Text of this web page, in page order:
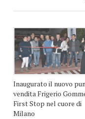
Inaugurato il nuovo
vendita Frigerio
First Stop nel cuore di
Milano